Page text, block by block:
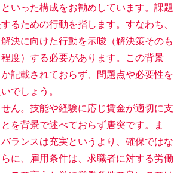
いった構成をお勧めしています。課題
るための行動を指します。すなわち、
決に向けた行動を示唆（解決策そのも
度）する必要があります。この背景
記載されておらず、問題点や必要性を
でしょう。
。技能や経験に応じ賃金が適切に支
を背景で述べておらず唐突です。ま
ランスは充実というより、確保ではな
に、雇用条件は、求職者に対する労働